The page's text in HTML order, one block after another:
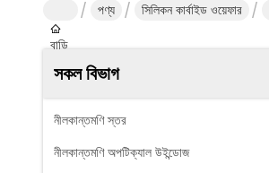
বাড়ি
পণ্য সিলিকন কার্বাইড ওয়েফার
সকল বিভাগ
নীলকান্তমণি স্তর
নীলকান্তমণি অপটিক্যাল উইন্ডোজ